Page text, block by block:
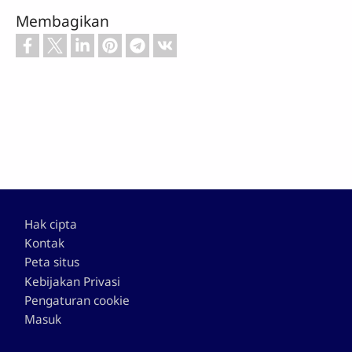
Membagikan
Footer
Hak cipta
Kontak
Peta situs
Kebijakan Privasi
Pengaturan cookie
Masuk